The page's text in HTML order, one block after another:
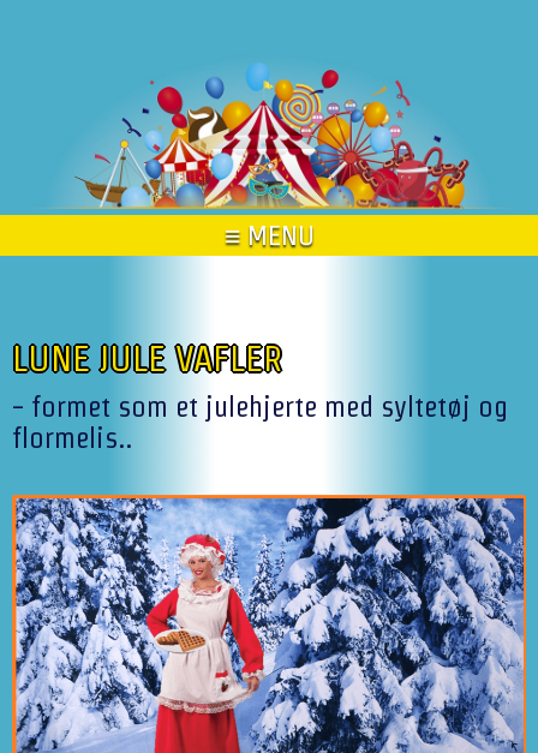
≡ MENU
LUNE JULE VAFLER
- formet som et julehjerte med syltetøj og
flormelis..